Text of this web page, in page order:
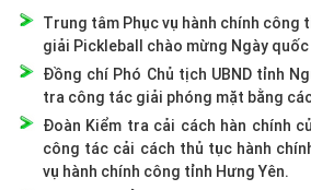
Trung tâm Phục vụ hành chính công
giải Pickleball chào mừng Ngày
Đồng chí Phó Chủ tịch UBND tỉnh
tra công tác giải phóng mặt bằng
Đoàn Kiểm tra cải cách hàn chính
công tác cải cách thủ tục hành
vụ hành chính công tỉnh Hưng Yên.